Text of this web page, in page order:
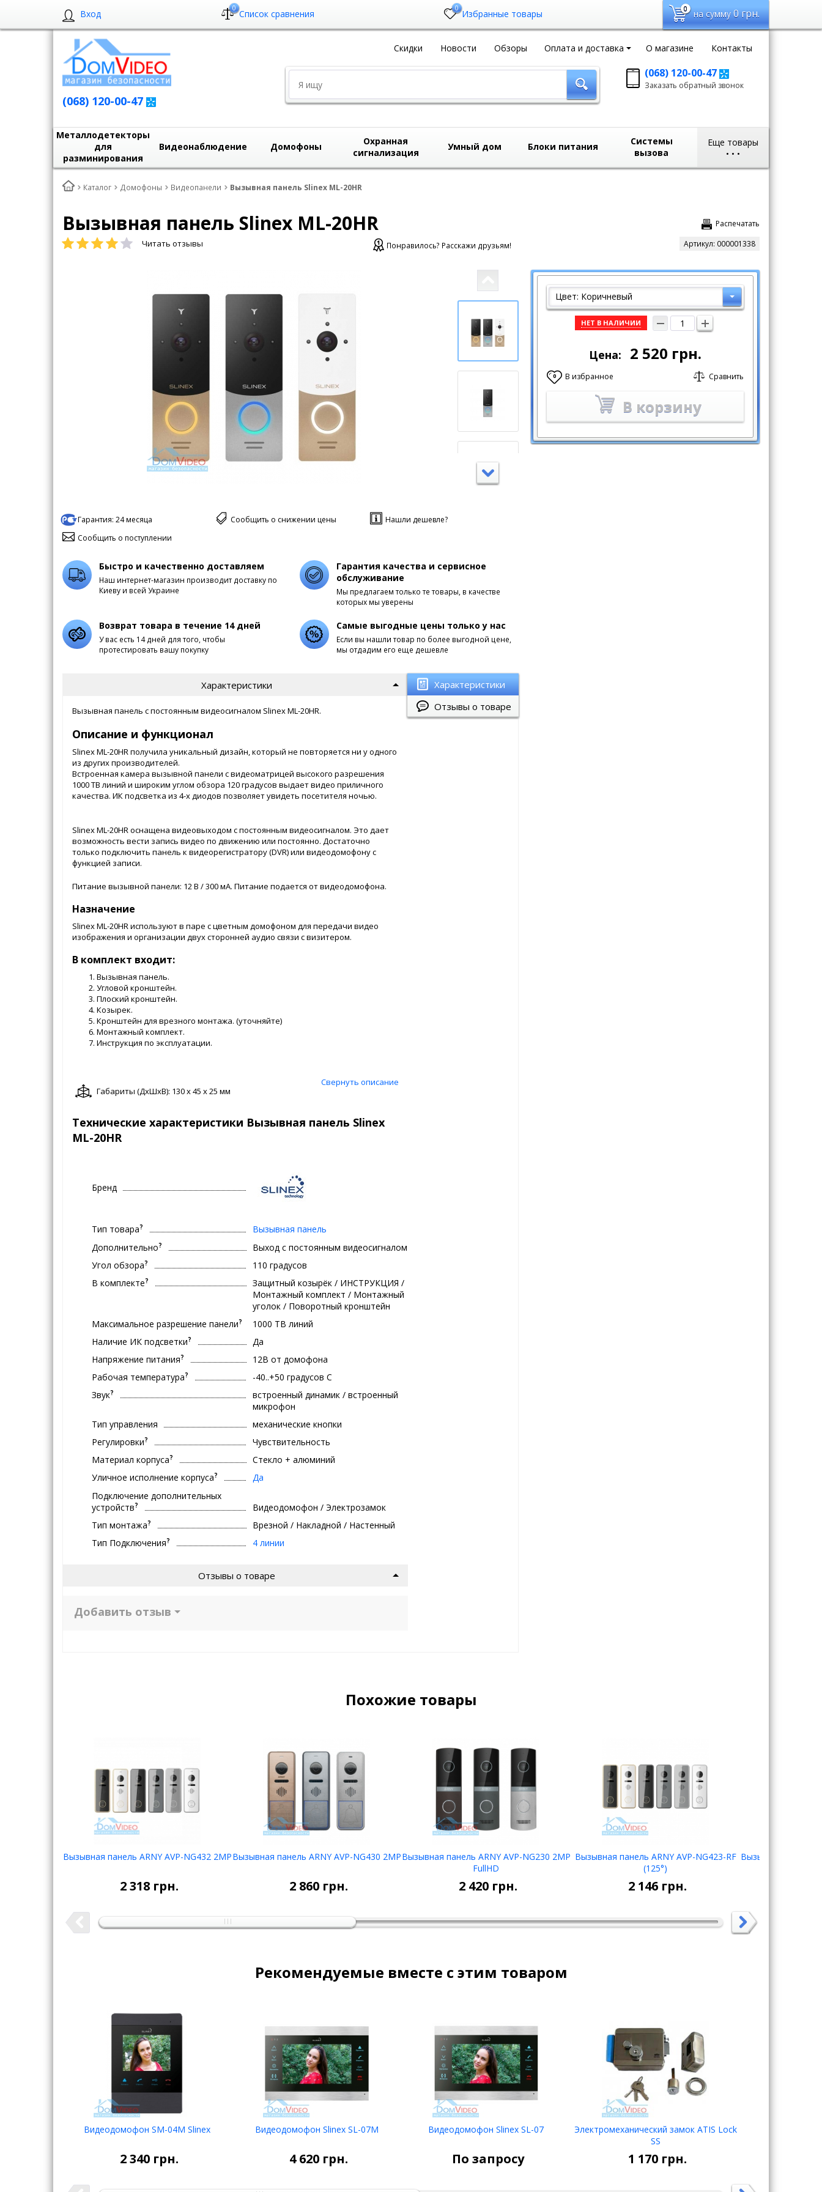
Вход 0 Список сравнения 0 Избранные товары 0 на сумму 0грн.
Скидки Новости Обзоры Оплата и доставка О магазине Контакты
(068) 120-00-47
(068) 120-00-47
Заказать обратный
Заказать обратный звонок
Еще товары
• • •
Металлодетекторы
для
разминирования
Видеонаблюдение Домофоны
Охранная
сигнализация
Умный дом Блоки питания
Системы
вызова
Каталог Домофоны Видеопанели Вызывная панель Slinex ML-20HR
Распечатать
Вызывная панель Slinex ML-20HR
Читать отзывы Понравилось? Расскажи друзьям! Артикул: 000001338
Гарантия: 24 месяца Сообщить о снижении цены
Нашли дешевле?
Сообщить о поступлении
Цвет: Коричневый
НЕТ В НАЛИЧИИ
Цена: 2 520 грн.
0 В избранное Сравнить
В корзину
Быстро и качественно доставляем
Наш интернет-магазин производит доставку по
Киеву и всей Украине
Гарантия качества и сервисное
обслуживание
Мы предлагаем только те товары, в качестве
которых мы уверены
Возврат товара в течение 14 дней
У вас есть 14 дней для того, чтобы
протестировать вашу покупку
Самые выгодные цены только у нас
Если вы нашли товар по более выгодной цене,
мы отдадим его еще дешевле
Характеристики
Отзывы о товаре
Характеристики
Вызывная панель с постоянным видеосигналом Slinex ML-20HR.
Описание и функционал
Slinex ML-20HR получила уникальный дизайн, который не повторяется ни у одного
из других производителей.
Встроенная камера вызывной панели с видеоматрицей высокого разрешения
1000 ТВ линий и широким углом обзора 120 градусов выдает видео приличного
качества. ИК подсветка из 4-х диодов позволяет увидеть посетителя ночью.
Slinex ML-20HR оснащена видеовыходом с постоянным видеосигналом. Это дает
возможность вести запись видео по движению или постоянно. Достаточно
только подключить панель к видеорегистратору (DVR) или видеодомофону с
функцией записи.
Питание вызывной панели: 12 В / 300 мА. Питание подается от видеодомофона.
Назначение
Slinex ML-20HR используют в паре с цветным домофоном для передачи видео
изображения и организации двух сторонней аудио связи с визитером.
В комплект входит:
Вызывная панель.
Угловой кронштейн.
Плоский кронштейн.
Козырек.
Кронштейн для врезного монтажа. (уточняйте)
Монтажный комплект.
Инструкция по эксплуатации.
Свернуть описание
Габариты (ДxШxВ): 130 x 45 x 25 мм
Технические характеристики Вызывная панель Slinex
ML-20HR
Бренд
Тип товара?
Вызывная панель
Дополнительно?
Выход с постоянным видеосигналом
Угол обзора?
110 градусов
В комплекте?
Защитный козырёк / ИНСТРУКЦИЯ /
Монтажный комплект / Монтажный
уголок / Поворотный кронштейн
Максимальное разрешение панели?
1000 ТВ линий
Наличие ИК подсветки?
Да
Напряжение питания?
12В от домофона
Рабочая температура?
-40..+50 градуcов С
Звук?
встроенный динамик / встроенный
микрофон
Тип управления
механические кнопки
Регулировки?
Чувствительность
Материал корпуса?
Стекло + алюминий
Уличное исполнение корпуса?
Да
Подключение дополнительных
устройств?
Видеодомофон / Электрозамок
Тип монтажа?
Врезной / Накладной / Настенный
Тип Подключения? 4 линии
Отзывы о товаре
Добавить отзыв
Похожие товары
Вызывная панель ARNY AVP-NG432 2MP
2 318грн.
Вызывная панель ARNY AVP-NG430 2MP
2 860грн.
Вызывная панель ARNY AVP-NG230 2MP
FullHD
2 420грн.
Выбрать
Вызывная панель ARNY AVP-NG423-RF
(125°)
2 146грн.
НЕТ В
НАЛИЧИИ
Вызывная панель
Рекомендуемые вместе с этим товаром
Видеодомофон SM-04M Slinex
2 340грн.
Видеодомофон Slinex SL-07M
4 620грн.
Видеодомофон Slinex SL-07
По запросу
Электромеханический замок ATIS Lock
SS
1 170грн.